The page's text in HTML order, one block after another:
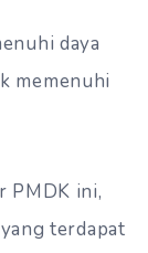
daya
memenuhi
PMDK ini,
terdapat